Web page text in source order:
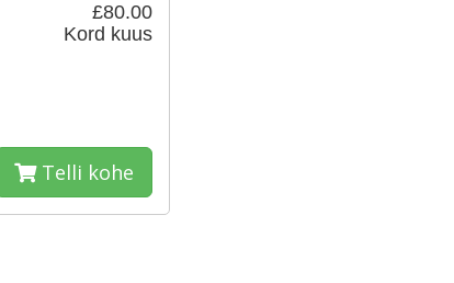
£80.00
Kord kuus
Telli kohe